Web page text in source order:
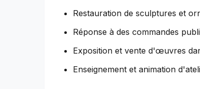
Restauration de sculptures et
Réponse à des commandes
Exposition et vente d'œuvres
Enseignement et animation